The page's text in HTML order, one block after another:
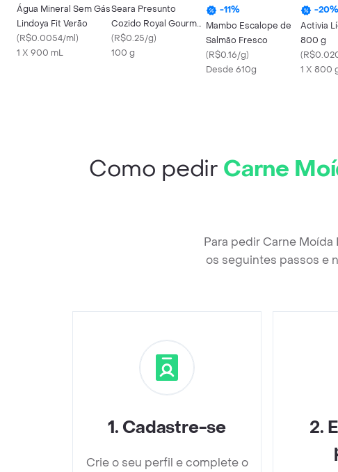
Água Mineral Sem Gás
Lindoya Fit Verão
(R$0.0054/ml)
1 X 900 mL
Seara Presunto
Cozido Royal Gourmet
Fatiado 100g
(R$0.25/g)
100 g
-11%
Mambo Escalope de
Salmão Fresco
(R$0.16/g)
Desde 610g
-20%
Activia
800 g
(
1 X 800
Como pedir Carne
Para pedir Carne
os seguintes passos e
1. Cadastre-se
Crie o seu perfil e complete o
2.